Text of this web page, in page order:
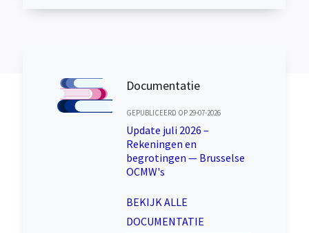
Documentatie
GEPUBLICEERD OP 29-07-2026
Update juli 2026 –
Rekeningen en
begrotingen — Brusselse
OCMW's
BEKIJK ALLE
DOCUMENTATIE